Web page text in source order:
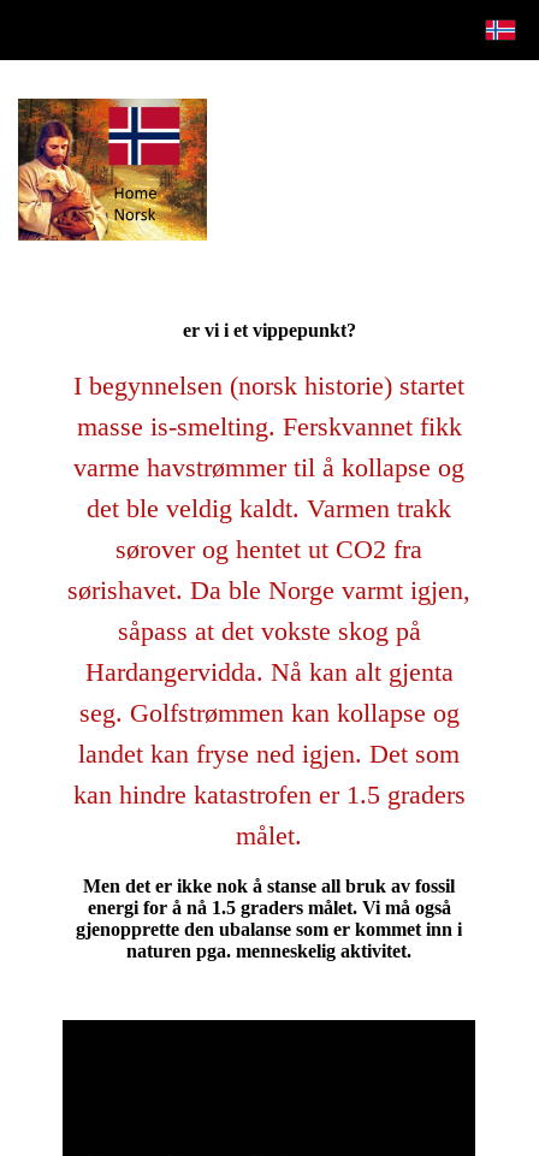
er vi i et vippepunkt?
I begynnelsen (norsk historie) startet
masse is-smelting. Ferskvannet fikk
varme havstrømmer til å kollapse og
det ble veldig kaldt. Varmen trakk
sørover og hentet ut CO2 fra
sørishavet. Da ble Norge varmt igjen,
såpass at det vokste skog på
Hardangervidda. Nå kan alt gjenta
seg. Golfstrømmen kan kollapse og
landet kan fryse ned igjen. Det som
kan hindre katastrofen er 1.5 graders
målet.
Men det er ikke nok å stanse all bruk av fossil
energi for å nå 1.5 graders målet. Vi må også
gjenopprette den ubalanse som er kommet inn i
naturen pga. menneskelig aktivitet.